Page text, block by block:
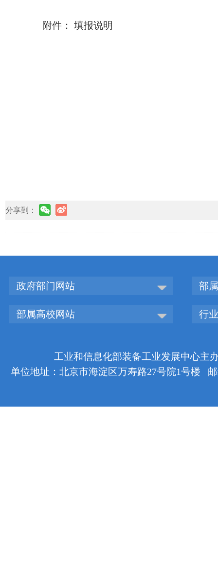
附件： 填报说明
分享到：
政府部门网站 部
部属高校网站 行
工业和信息化部装备工业发展中心主
单位地址：北京市海淀区万寿路27号院1号楼